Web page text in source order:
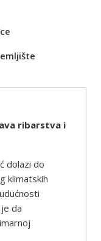
ribarstva i
dolazi do
klimatskih
da